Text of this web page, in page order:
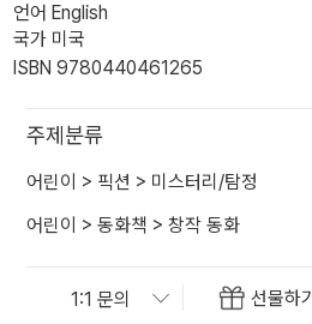
언어 English
국가 미국
ISBN 9780440461265
주제분류
어린이 > 픽션 > 미스터리/탐정
어린이 > 동화책 > 창작 동화
선물하기